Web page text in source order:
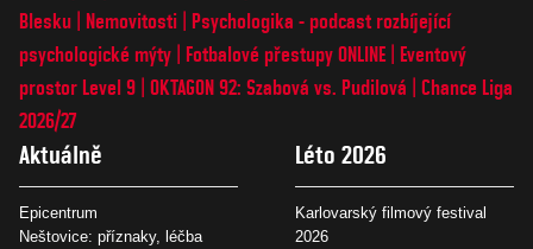
Blesku
Nemovitosti
Psychologika - podcast rozbíjející
psychologické mýty
Fotbalové přestupy ONLINE
Eventový
prostor Level 9 OKTAGON 92: Szabová vs. Pudilová
Chance Liga
2026/27
Aktuálně
Epicentrum
Neštovice: příznaky, léčba
Léto 2026
Karlovarský filmový festival
2026